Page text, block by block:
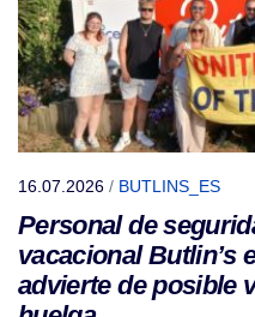
16.07.2026 / BUTLINS_ES
Personal de
vacacional Butlin’s
advierte de posible